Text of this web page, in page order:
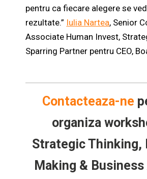
pentru ca fiecare alegere se
rezultate.” Iulia Nartea, Senior
Associate Human Invest,
Sparring Partner pentru CEO,
Contacteaza-ne
organiza
Strategic Thinking,
Making &